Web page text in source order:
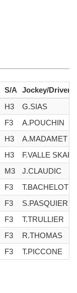
S/A
Jockey/Driver
H3
G.SIAS
F3
A.POUCHIN
H3
A.MADAMET
H3
F.VALLE SKAR
M3
J.CLAUDIC
F3
T.BACHELOT
F3
S.PASQUIER
F3
T.TRULLIER
F3
R.THOMAS
F3 T.PICCONE